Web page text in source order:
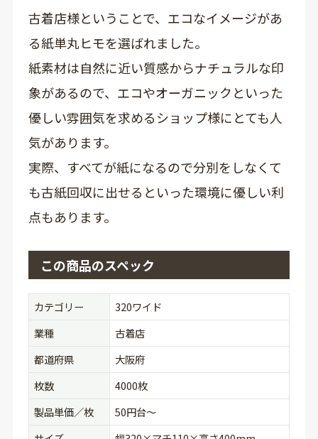
古着店様ということで、エコなイメージがあ
る紙単丸ヒモを選ばれました。
紙素材は自然に近い質感からナチュラルな印
象があるので、エコやオーガニックといった
優しい雰囲気を求めるショップ様にとても人
気があります。
実際、すべてが紙になるので分別をしなくて
も古紙回収に出せるといった環境に優しい利
点もあります。
この商品のスペック
カテゴリー
320ワイド
業種
古着店
都道府県
大阪府
枚数
4000枚
製品単価／枚
50円台〜